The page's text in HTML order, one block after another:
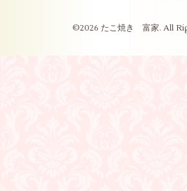
©2026 たこ焼き 富家. All